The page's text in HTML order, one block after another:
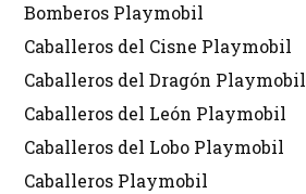
Bomberos Playmobil
Caballeros del Cisne Playmobil
Caballeros del Dragón Playmobil
Caballeros del León Playmobil
Caballeros del Lobo Playmobil
Caballeros Playmobil